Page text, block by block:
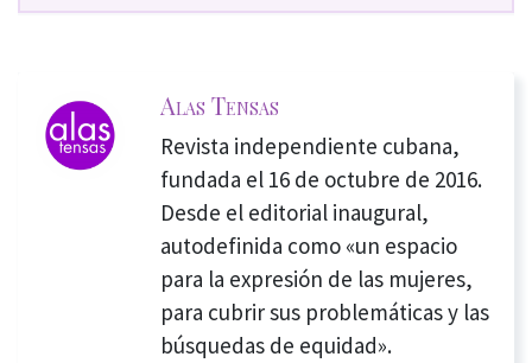
Alas Tensas
Revista independiente cubana,
fundada el 16 de octubre de 2016.
Desde el editorial inaugural,
autodefinida como «un espacio
para la expresión de las mujeres,
para cubrir sus problemáticas y las
búsquedas de equidad».